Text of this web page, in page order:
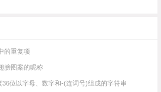
的重复项
膀图案的昵称
36位以字母、数字和-(连词号)组成的字符串